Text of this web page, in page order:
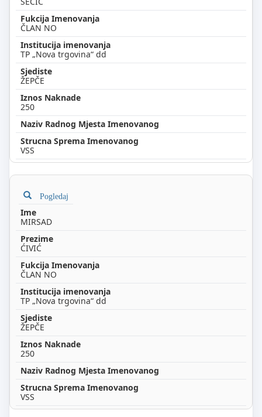
ČLAN NO
TP „Nova trgovina“ dd
ŽEPČE
250
VSS
Pogledaj
MIRSAD
ĆIVIĆ
ČLAN NO
TP „Nova trgovina“ dd
ŽEPČE
250
VSS